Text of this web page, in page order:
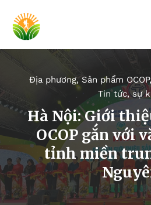
Địa phương,Sản phẩm OCOP,
Tin tức, sự
Hà Nội: Giới
OCOP gắn với
tỉnh miền